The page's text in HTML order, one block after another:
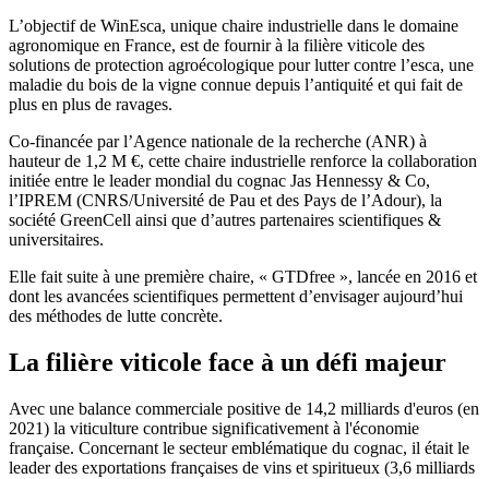
L’objectif de WinEsca, unique chaire industrielle dans le domaine
agronomique en France, est de fournir à la filière viticole des
solutions de protection agroécologique pour lutter contre l’esca, une
maladie du bois de la vigne connue depuis l’antiquité et qui fait de
plus en plus de ravages.
Co-financée par l’Agence nationale de la recherche (ANR) à
hauteur de 1,2 M €, cette chaire industrielle renforce la collaboration
initiée entre le leader mondial du cognac Jas Hennessy & Co,
l’IPREM (CNRS/Université de Pau et des Pays de l’Adour), la
société GreenCell ainsi que d’autres partenaires scientifiques &
universitaires.
Elle fait suite à une première chaire, « GTDfree », lancée en 2016 et
dont les avancées scientifiques permettent d’envisager aujourd’hui
des méthodes de lutte concrète.
La filière viticole face à un défi majeur
Avec une balance commerciale positive de 14,2 milliards d'euros (en
2021) la viticulture contribue significativement à l'économie
française. Concernant le secteur emblématique du cognac, il était le
leader des exportations françaises de vins et spiritueux (3,6 milliards